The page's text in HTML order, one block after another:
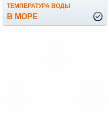
ТЕМПЕРАТУРА ВОДЫ
В МОРЕ